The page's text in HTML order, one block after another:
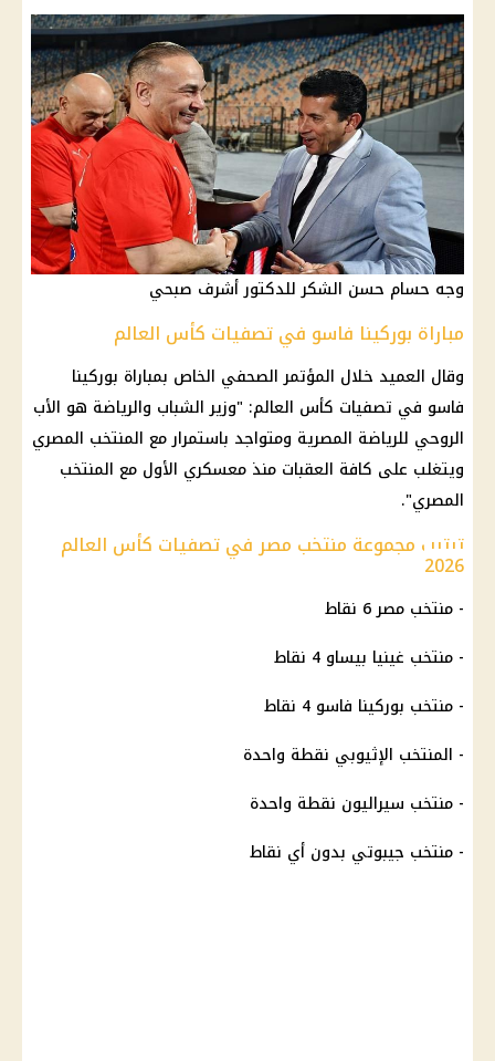
وجه حسام حسن الشكر للدكتور أشرف صبحي
مباراة بوركينا فاسو في تصفيات كأس العالم
وقال العميد خلال المؤتمر الصحفي الخاص بمباراة بوركينا
فاسو في تصفيات كأس العالم: "وزير الشباب والرياضة هو الأب
الروحي للرياضة المصرية ومتواجد باستمرار مع المنتخب المصري
ويتغلب على كافة العقبات منذ معسكري الأول مع المنتخب
المصري".
ترتيب مجموعة منتخب مصر في تصفيات كأس العالم
2026
- منتخب مصر 6 نقاط
- منتخب غينيا بيساو 4 نقاط
- منتخب بوركينا فاسو 4 نقاط
- المنتخب الإثيوبي نقطة واحدة
- منتخب سيراليون نقطة واحدة
- منتخب جيبوتي بدون أي نقاط